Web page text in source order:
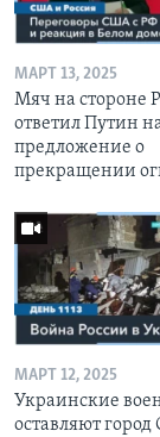
МАРТ 13, 2025
Мяч на стороне
ответил Путин
предложение о
прекращении
МАРТ 12, 2025
Украинские
оставляют город